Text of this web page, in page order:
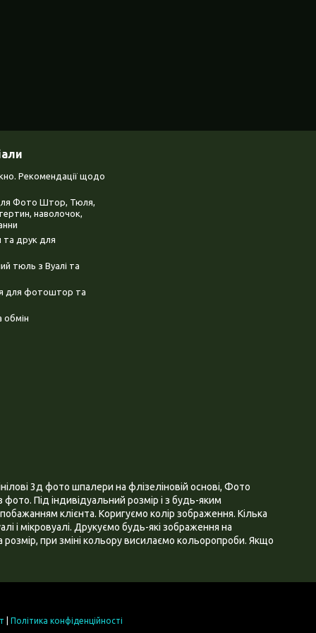
Рекомендації щодо
Фото Штор, Тюля,
наволочок,
та друк для
тюль з Вуалі та
для фотоштор та
обмін
3д фото шпалери на флізеліновій основі, Фото
Під індивідуальний розмір і з будь-яким
клієнта. Коригуємо колір зображення. Кілька
і мікровуалі. Друкуємо будь-які зображення на
при зміні кольору висилаємо кольоропроби. Якщо
Політика конфіденційності